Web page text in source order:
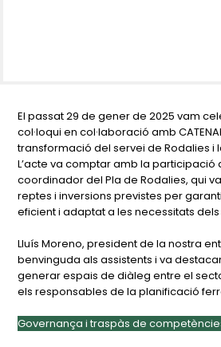
El passat 29 de gener de 2025 vam
col·loqui en col·laboració amb
transformació del servei de Rodalies i
L’acte va comptar amb la participació
coordinador del Pla de Rodalies, qui
reptes i inversions previstes per
eficient i adaptat a les necessitats dels
Lluís Moreno, president de la nostra
benvinguda als assistents i va
generar espais de diàleg entre el
els responsables de la planificació
Governança i traspàs de